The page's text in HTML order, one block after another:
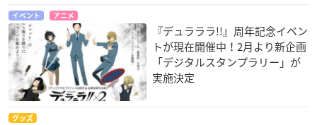
イベント アニメ
『デュラララ!!』周年記念イベン
トが現在開催中！2月より新企画
「デジタルスタンプラリー」が
実施決定
グッズ